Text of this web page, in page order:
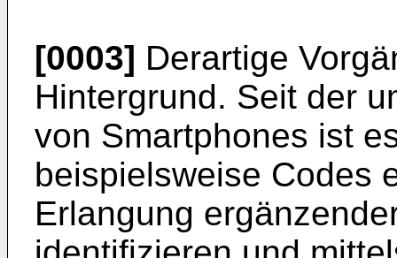
[0003] Derartige
Hintergrund. Seit der
von Smartphones ist
beispielsweise Codes
Erlangung